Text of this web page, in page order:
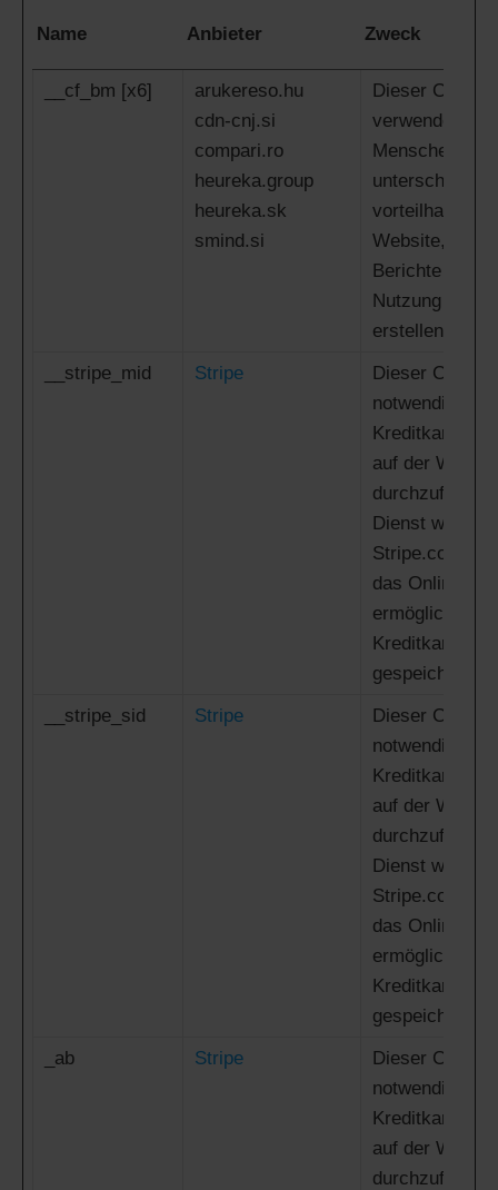
Name Anbieter Zweck
__cf_bm [x6]
arukereso.hu
cdn-cnj.si
compari.ro
heureka.group
heureka.sk
smind.si
Dieser Cookie
verwendet,
Menschen
vorteilhaft für
Website, um
Berichte über
Nutzung Ihrer
erstellen.
__stripe_mid
Stripe
Dieser Cookie
notwendig, um
auf der
Dienst wird
Stripe.com
das Online-
ermöglicht,
gespeichert
__stripe_sid
Stripe
Dieser Cookie
notwendig, um
auf der
Dienst wird
Stripe.com
das Online-
ermöglicht,
gespeichert
_ab
Stripe
Dieser Cookie
notwendig, um
auf der